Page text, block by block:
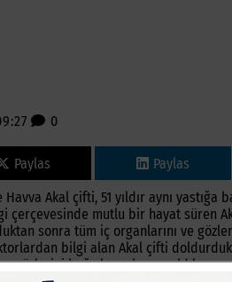
0
Paylas Paylas
Akal çifti, 51 yıldır aynı
çerçevesinde mutlu bir hayat süren
sonra tüm iç organlarını ve
bilgi alan Akal çifti
gözlerini bağışlama kararı aldılar.